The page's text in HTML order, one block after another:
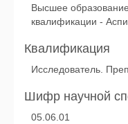
Высшее
квалификации -
Квалификация
Исследователь.
Шифр научной
05.06.01